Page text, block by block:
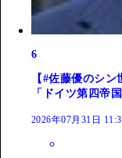
6
【#佐藤優のシ
「ドイツ第四帝
2026年07月31日